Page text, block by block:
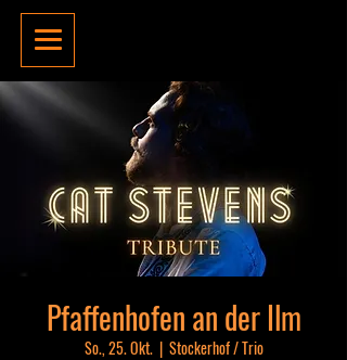
Pfaffenhofen an der Ilm
So., 25. Okt.
  |
Stockerhof / Trio